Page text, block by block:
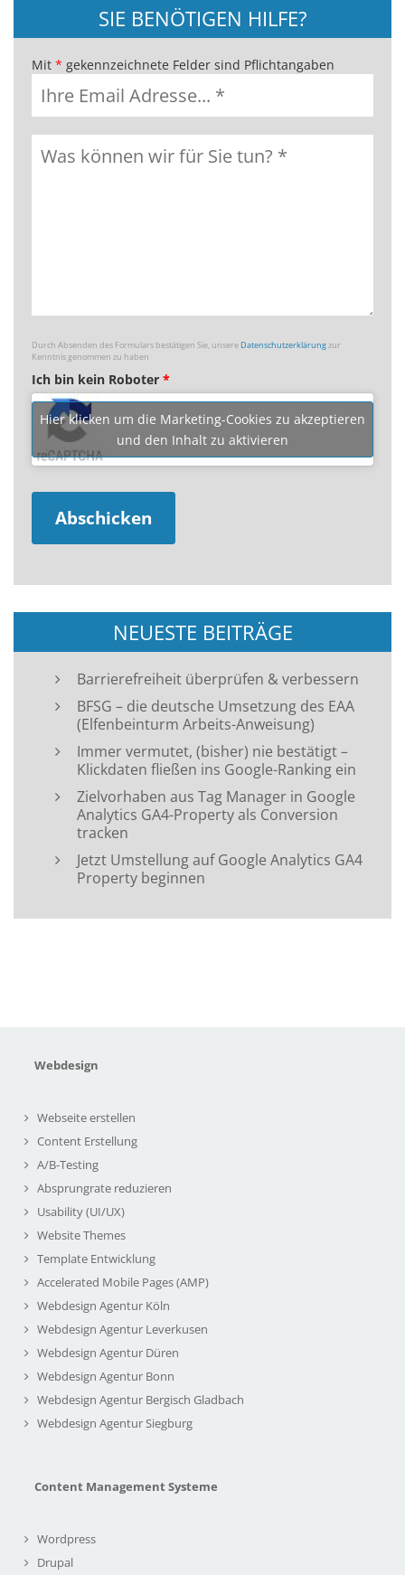
SIE BENÖTIGEN HILFE?
Mit * gekennzeichnete Felder sind Pflichtangaben
Durch Absenden des Formulars bestätigen Sie, unsereDatenschutzerklärungzur
Kenntnis genommen zu haben
Ich bin kein Roboter *
Hier klicken um die Marketing-Cookies zu akzeptieren
und den Inhalt zu aktivieren
NEUESTE BEITRÄGE
Barrierefreiheit überprüfen & verbessern
BFSG – die deutsche Umsetzung des EAA
(Elfenbeinturm Arbeits-Anweisung)
Immer vermutet, (bisher) nie bestätigt –
Klickdaten fließen ins Google-Ranking ein
Zielvorhaben aus Tag Manager in Google
Analytics GA4-Property als Conversion
tracken
Jetzt Umstellung auf Google Analytics GA4
Property beginnen
Webdesign
Webseite erstellen
Content Erstellung
A/B-Testing
Absprungrate reduzieren
Usability (UI/UX)
Website Themes
Template Entwicklung
Accelerated Mobile Pages (AMP)
Webdesign Agentur Köln
Webdesign Agentur Leverkusen
Webdesign Agentur Düren
Webdesign Agentur Bonn
Webdesign Agentur Bergisch Gladbach
Webdesign Agentur Siegburg
Content Management Systeme
Wordpress
Drupal